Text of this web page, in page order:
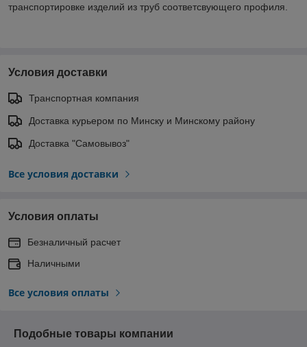
транспортировке изделий из труб соответсвующего профиля.
Условия доставки
Транспортная компания
Доставка курьером по Минску и Минскому району
Доставка "Самовывоз"
Все условия доставки
Условия оплаты
Безналичный расчет
Наличными
Все условия оплаты
Подобные товары компании